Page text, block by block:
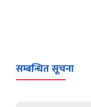
सम्बन्धित सूचना